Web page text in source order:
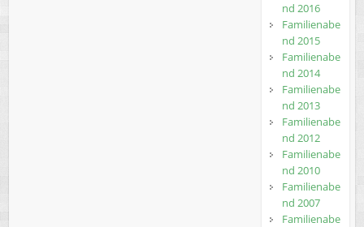
nd 2016
Familienabe
nd 2015
Familienabe
nd 2014
Familienabe
nd 2013
Familienabe
nd 2012
Familienabe
nd 2010
Familienabe
nd 2007
Familienabe